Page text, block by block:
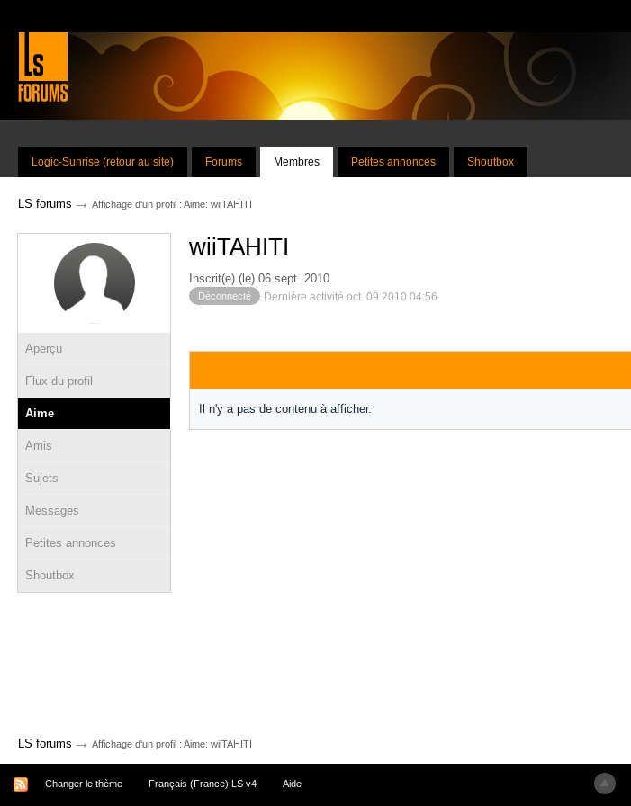
Logic-Sunrise (retour au site) Forums Membres Petites annonces Shoutbox
LS forums → Affichage d'un profil : Aime: wiiTAHITI
Aperçu
Flux du profil
Aime
Amis
Sujets
Messages
Petites annonces
Shoutbox
wiiTAHITI
Inscrit(e) (le) 06 sept. 2010
Déconnecté Dernière activité oct. 09 2010 04:56
Il n'y a pas de contenu à afficher.
LS forums → Affichage d'un profil : Aime: wiiTAHITI
Changer le thème Français (France) LS v4 Aide